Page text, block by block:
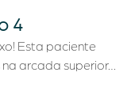
4
Esta paciente
arcada superior…